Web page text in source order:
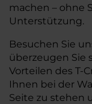
machen – ohne
Unterstützung.
Besuchen Sie
überzeugen Sie
Vorteilen des T-
Ihnen bei der
Seite zu stehen